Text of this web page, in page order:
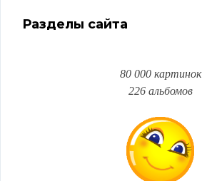
Разделы сайта
80 000 картинок
226 альбомов